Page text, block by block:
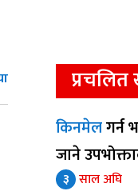
किनमेलगर्न
जाने
३ साल अघि